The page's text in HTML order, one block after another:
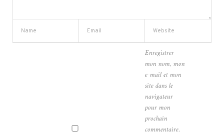
Enregistrer
mon nom, mon
e-mail et mon
site dans le
navigateur
pour mon
prochain
commentaire.